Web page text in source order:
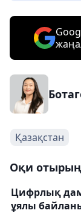
Қазақстан
Оқи
Цифрлық
ұялы